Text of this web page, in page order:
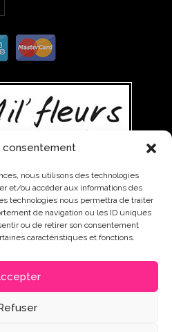
consentement
nous utilisons des technologies
et/ou accéder aux informations des
technologies nous permettra de traiter
de navigation ou les ID uniques
ou de retirer son consentement
caractéristiques et fonctions.
PATRICK SAINT-ELOI, 97142
0590 48 01 99 - 0690 65 11 64
guadeloupe.com
Powered by WEB2WEB - Agence